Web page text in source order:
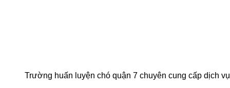
Trường huấn luyện chó quận 7 chuyên cung cấp dịch